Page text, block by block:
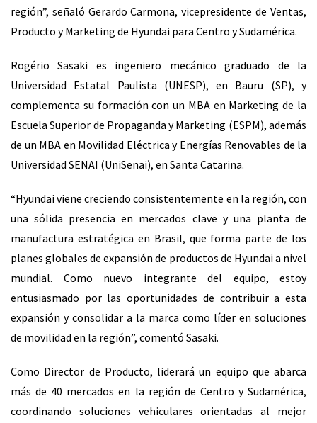
región”, señaló Gerardo Carmona, vicepresidente de Ventas,
Producto y Marketing de Hyundai para Centro y Sudamérica.
Rogério Sasaki es ingeniero mecánico graduado de la
Universidad Estatal Paulista (UNESP), en Bauru (SP), y
complementa su formación con un MBA en Marketing de la
Escuela Superior de Propaganda y Marketing (ESPM), además
de un MBA en Movilidad Eléctrica y Energías Renovables de la
Universidad SENAI (UniSenai), en Santa Catarina.
“Hyundai viene creciendo consistentemente en la región, con
una sólida presencia en mercados clave y una planta de
manufactura estratégica en Brasil, que forma parte de los
planes globales de expansión de productos de Hyundai a nivel
mundial. Como nuevo integrante del equipo, estoy
entusiasmado por las oportunidades de contribuir a esta
expansión y consolidar a la marca como líder en soluciones
de movilidad en la región”, comentó Sasaki.
Como Director de Producto, liderará un equipo que abarca
más de 40 mercados en la región de Centro y Sudamérica,
coordinando soluciones vehiculares orientadas al mejor